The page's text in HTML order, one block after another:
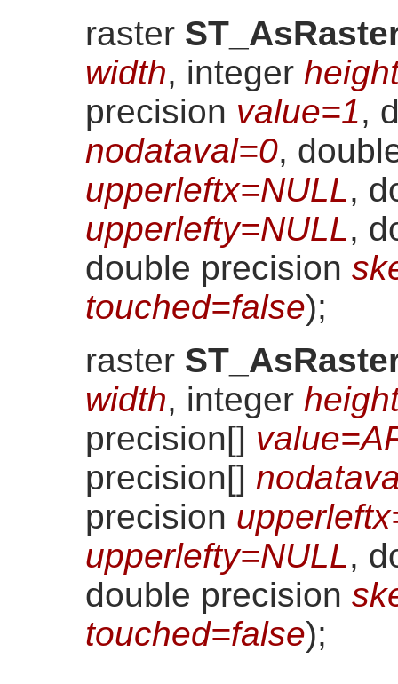
raster
width, integer
precision value=1,
nodataval=0,
upperleftx=NULL,
upperlefty=NULL,
double precision
touched=false);
raster
width, integer
precision[]
precision[]
precision
upperlefty=NULL,
double precision
touched=false);